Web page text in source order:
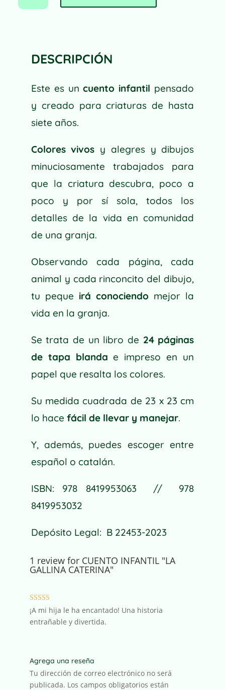
"LA
I
V
E
DESCRIPCIÓN
Este es uncuento infantil pensado
y creado para criaturas de hasta
siete años.
Colores vivos y alegres y dibujos
minuciosamente trabajados para
que la criatura descubra, poco a
poco y por sí sola, todos los
detalles de la vida en comunidad
de una granja.
Observando cada página, cada
animal y cada rinconcito del dibujo,
tu peque irá conociendo mejor la
vida en la granja.
Se trata de un libro de 24 páginas
de tapa blanda e impreso en un
papel que resalta los colores.
Su medida cuadrada de 23 x 23 cm
lo hace fácil de llevar y manejar.
Y, además, puedes escoger entre
español o catalán.
ISBN: 978 8419953063 // 978
8419953032
Depósito Legal: B 22453-2023
1 review for CUENTO INFANTIL "LA
GALLINA CATERINA"
Valorado con
5 de 5
¡A mi hija le ha encantado! Una historia
entrañable y divertida.
Agrega una reseña
Tu dirección de correo electrónico no será
publicada. Los campos obligatorios están